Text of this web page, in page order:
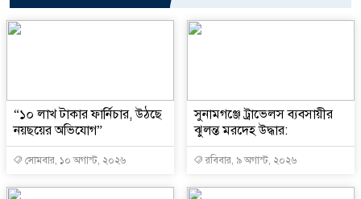
“১০ লাখ টাকার ফার্নিচার, উঠছে
নয়ছয়ের অভিযোগ”
সোমবার, ১০ অগাস্ট, ২০২৬
সুনামগঞ্জে ট্রাভেলস ব্যবসায়ীর
ঝুলন্ত মরদেহ উদ্ধার:
রবিবার, ৯ অগাস্ট, ২০২৬